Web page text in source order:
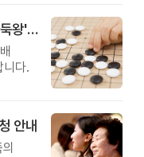
제3회 서초구 아버지센터배 '매너 바둑왕' 대회
니다.
안내